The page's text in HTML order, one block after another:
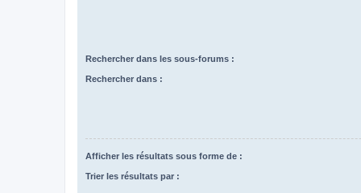
Rechercher dans les sous-forums :
Rechercher dans :
Afficher les résultats sous forme de :
Trier les résultats par :